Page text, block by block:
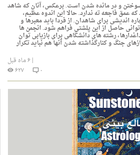
سوختن و در مانده شدن است. برعكس، آنان كه شاهد
عمق فاجعه ته ندارد. حالا این اندوه عظیم،
برای شاهدان. از فردا باید معبرها و
حاصل از این پلشتی فراهم شود. انجمن ها
رشته های دانشگاهی برای بازیابی توان
جنگ و كنارگذاشته شدن آنها هم نباید تكرار
|۶ ماه قبل
۰
۶۲۷